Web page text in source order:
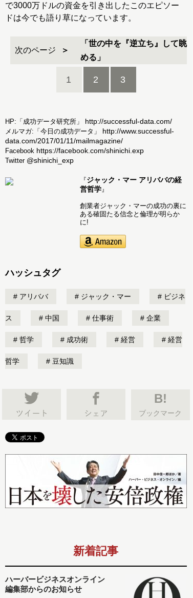
で3000万ドルの資金を引き出したこのエピソー
ドは今でも語り草になっています。
次のページ
「世の中を『逆立ち』して眺
める」
1 2 3
HP:「成功データ研究所」 http://successful-data.com/
メルマガ:「今日の成功データ」 http://www.successful-
data.com/2017/01/11/mailmagazine/
Facebook https://facebook.com/shinichi.exp
Twitter @shinichi_exp
『ジャック・マー アリババの経
営哲学』
創業者ジャック・マーの成功の裏に
ある確固たる信念と倫理が明らか
に!
ハッシュタグ
アリババ ジャック・マー ビジネ
ス 中国 仕事術 企業
哲学 成功術 経営 経営
哲学 豆知識
B!
ブックマーク
新着記事
ハーバービジネスオンライン
編集部からのお知らせ